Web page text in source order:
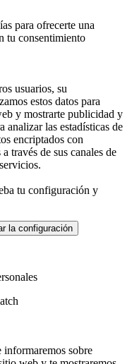
para ofrecerte una
tu consentimiento
usuarios, su
estos datos para
y mostrarte publicidad y
analizar las estadísticas de
encriptados con
través de sus canales de
tu configuración y
la configuración
sobre